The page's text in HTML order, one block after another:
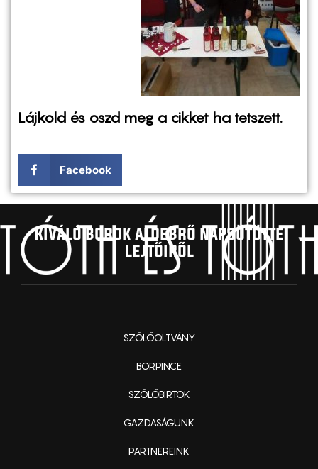
Lájkold és oszd meg a cikket ha tetszett.
Facebook
Kíváló borok aldebrő napsütötte
lejtőiről
SZŐLŐOLTVÁNY
BORPINCE
SZŐLŐBIRTOK
GAZDASÁGUNK
PARTNEREINK